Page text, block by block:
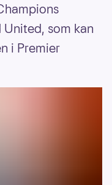
som kan
i Premier